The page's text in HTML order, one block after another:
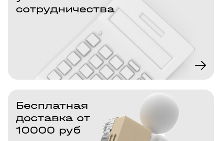
сотрудничества
Бесплатная
доставка от
10000 руб